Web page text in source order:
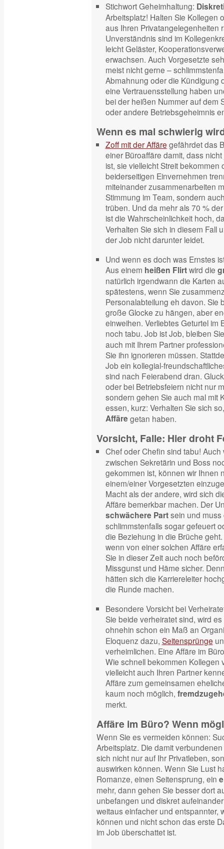
Stichwort Geheimhaltung:
Arbeitsplatz! Halten Sie Kollegen
aus Ihren Privatangelegenheiten
Unverständnis sind im
leicht Geläster,
erwachsen. Auch Vorgesetzte
meist nicht gerne –
Abmahnung oder die Kündigung
eine Vertrauensstellung haben
bei der heißen Nummer auf dem
oder andere Betriebsgeheimnis
Wenn es mal schwierig
Zoff mit der Affäre gefährdet das
einer Büroaffäre damit, dass
ist, sie vielleicht Streit bekommen
beiderseitigen Einvernehmen
miteinander zusammenarbeiten
Stimmung im Team, sondern
trüben. Und da mehr als 70 %
ist die Wahrscheinlichkeit hoch,
Verhalten Sie sich in diesem Fall
der Job nicht darunter leidet.
Und wenn es doch was Ernstes
Aus einem heißen Flirtwird die
natürlich irgendwann die Karten
spätestens, wenn Sie
Personalabteilung eh davon. Sie
große Glocke zu hängen, aber
einweihen. Verliebtes Geturtel im
noch tabu. Job ist Job, bleiben
auch mit Ihrem Partner
Sie ihn ignorieren müssen.
Job ein kollegial-
sind nach Feierabend dran.
oder bei Betriebsfeiern nicht nur
sondern gehen Sie auch mal mit
essen, kurz: Verhalten Sie sich
Affäre getan haben.
Vorsicht, Falle: Hier droht
Chef oder Chefin sind tabu!
zwischen Sekretärin und Boss
gekommen ist, können wir Ihnen
einem/einer Vorgesetzten
Macht als der andere, wird sich
Affäre bemerkbar machen. Der
schwächere Partsein und muss
schlimmstenfalls sogar gefeuert
die Beziehung in die Brüche
wenn von einer solchen Affäre
Sie in dieser Zeit auch noch
Missgunst und Häme sicher.
hätten sich die Karriereleiter
die Runde machen.
Besondere Vorsicht bei
Sie beide verheiratet sind, wird
ohnehin schon ein Maß an
Eloquenz dazu, Seitensprünge
verheimlichen. Eine Affäre im
Wie schnell bekommen Kollegen
vielleicht auch Ihren Partner
Affäre zum gemeinsamen
kaum noch möglich,
merkt.
Affäre im Büro? Wenn
Wenn Sie es vermeiden können:
Arbeitsplatz. Die damit
sich nicht nur auf Ihr Privatleben,
auswirken können. Wenn Sie Lust
Romanze, einen Seitensprung, ein
mehr, dann gehen Sie besser dort
unbefangen und diskret
weitaus einfacher und entspannter,
können und nicht schon das erste
im Job überschattet ist.